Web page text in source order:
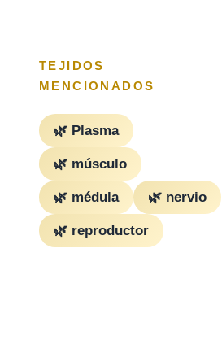
TEJIDOS
MENCIONADOS
🌿 Plasma
🌿 músculo
🌿 médula 🌿 nervio
🌿 reproductor